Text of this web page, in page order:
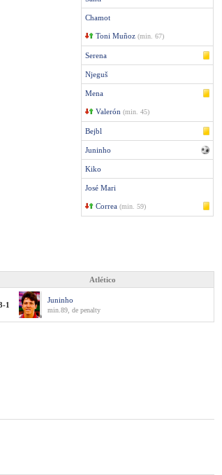
Chamot
Toni Muñoz (min. 67)
Serena
Njeguš
Mena
Valerón (min. 45)
Bejbl
Juninho
Kiko
José Mari
Correa (min. 59)
Atlético
1
Juninho
min.89, de penalty